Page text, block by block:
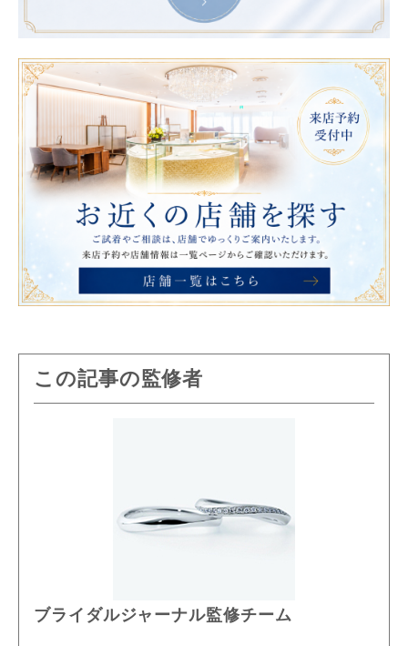
この記事の監修者
ブライダルジャーナル監修チーム